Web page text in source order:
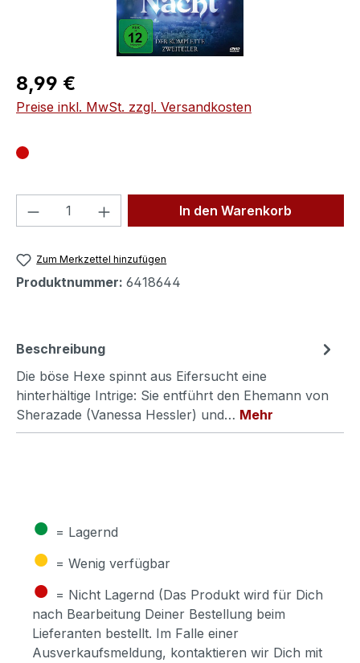
Regulärer Preis:
8,99 €
Preise inkl. MwSt. zzgl. Versandkosten
Produkt Anzahl: Gib denIn den Warenkorb
Zum Merkzettel hinzufügen
Produktnummer: 6418644
Beschreibung
Die böse Hexe spinnt aus Eifersucht eine
hinterhältige Intrige: Sie entführt den Ehemann von
Sherazade (Vanessa Hessler) und… Mehr
● = Lagernd
● = Wenig verfügbar
● = Nicht Lagernd (Das Produkt wird für Dich
nach Bearbeitung Deiner Bestellung beim
Lieferanten bestellt. Im Falle einer
Ausverkaufsmeldung, kontaktieren wir Dich mit